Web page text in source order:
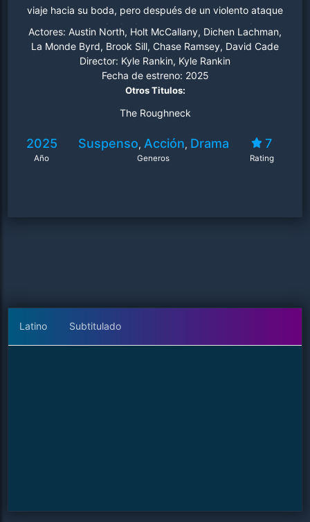
viaje hacia su boda, pero después de un violento ataque
en una parada de descanso, se une a su padre
exconvicto para buscar venganza, descubriendo
oscuros secretos en su comunidad rural.
Actores: Austin North, Holt McCallany, Dichen Lachman,
La Monde Byrd, Brook Sill, Chase Ramsey, David Cade
Director: Kyle Rankin, Kyle Rankin
Fecha de estreno: 2025
Otros Titulos:
The Roughneck
2025
Año
Suspenso, Acción, Drama
Generos
7
Rating
Latino Subtitulado